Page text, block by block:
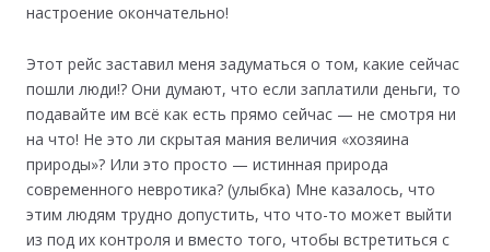
настроение окончательно!
Этот рейс заставил меня задуматься о том, какие сейчас
пошли люди!? Они думают, что если заплатили деньги, то
подавайте им всё как есть прямо сейчас — не смотря ни
на что! Не это ли скрытая мания величия «хозяина
природы»? Или это просто — истинная природа
современного невротика? (улыбка) Мне казалось, что
этим людям трудно допустить, что что-то может выйти
из под их контроля и вместо того, чтобы встретиться с